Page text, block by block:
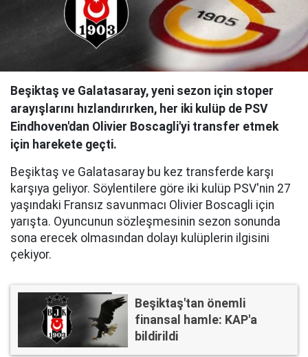
Beşiktaş ve Galatasaray, yeni sezon için stoper
arayışlarını hızlandırırken, her iki kulüp de PSV
Eindhoven'dan Olivier Boscagli'yi transfer etmek
için harekete geçti.
Beşiktaş ve Galatasaray bu kez transferde karşı
karşıya geliyor. Söylentilere göre iki kulüp PSV'nin 27
yaşındaki Fransız savunmacı Olivier Boscagli için
yarışta. Oyuncunun sözleşmesinin sezon sonunda
sona erecek olmasından dolayı kulüplerin ilgisini
çekiyor.
Beşiktaş'tan önemli
finansal hamle: KAP'a
bildirildi